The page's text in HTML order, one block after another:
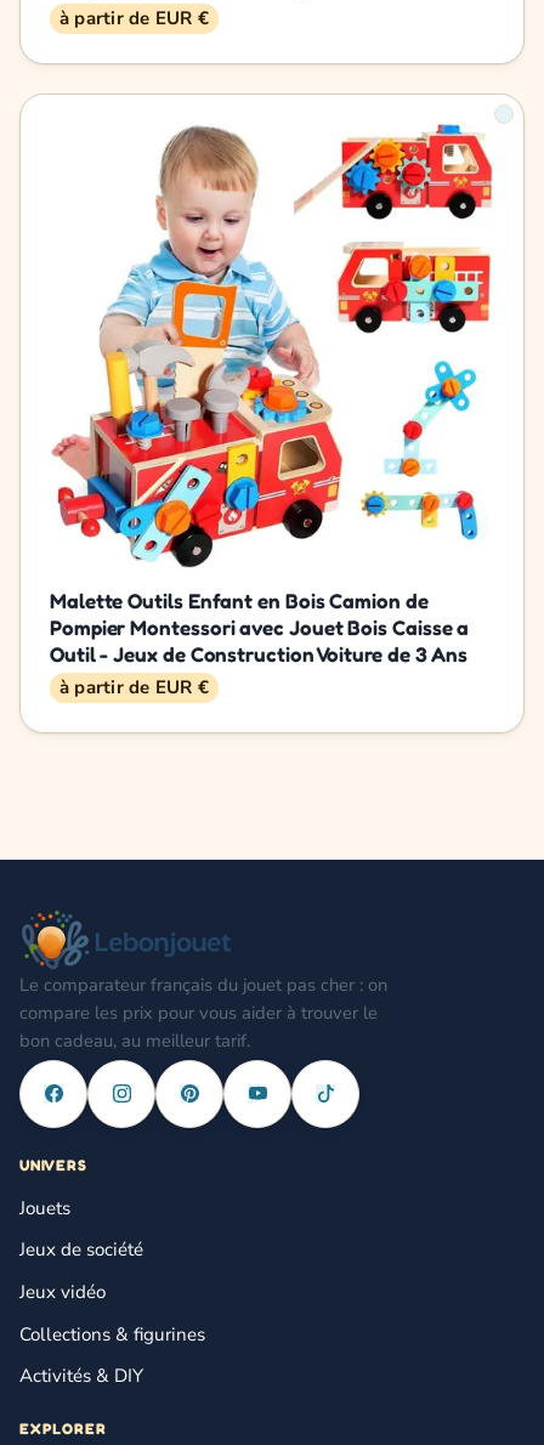
à partir de EUR €
Malette Outils Enfant en Bois Camion de
Pompier Montessori avec Jouet Bois Caisse a
Outil - Jeux de Construction Voiture de 3 Ans
à partir de EUR €
Le comparateur français du jouet pas cher : on
compare les prix pour vous aider à trouver le
bon cadeau, au meilleur tarif.
UNIVERS
Jouets
Jeux de société
Jeux vidéo
Collections & figurines
Activités & DIY
EXPLORER